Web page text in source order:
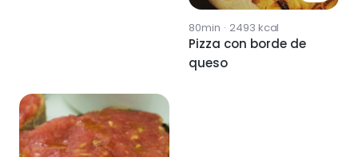
80min · 2493 kcal
Pizza con borde de
queso